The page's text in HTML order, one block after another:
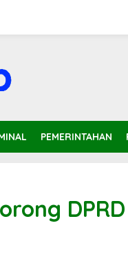
PEMERINTAHAN